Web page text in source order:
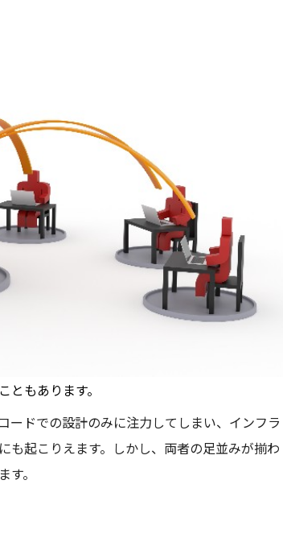
もあります。
ードでの設計のみに注力してしまい、インフラ
も起こりえます。しかし、両者の足並みが揃わ
。